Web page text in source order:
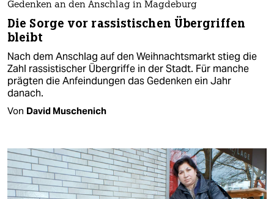
Gedenken an den Anschlag in Magdeburg
Die Sorge vor rassistischen Übergriffen
bleibt
Nach dem Anschlag auf den Weihnachtsmarkt stieg die
Zahl rassistischer Übergriffe in der Stadt. Für manche
prägten die Anfeindungen das Gedenken ein Jahr
danach.
Von David Muschenich